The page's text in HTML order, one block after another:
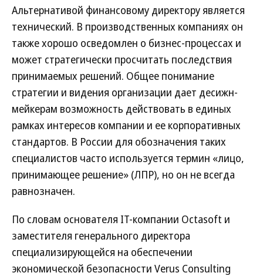
Альтернативой финансовому директору является
технический. В производственных компаниях он
также хорошо осведомлен о бизнес-процессах и
может стратегически просчитать последствия
принимаемых решений. Общее понимание
стратегии и видения организации дает десижн-
мейкерам возможность действовать в единых
рамках интересов компании и ее корпоративных
стандартов. В России для обозначения таких
специалистов часто используется термин «лицо,
принимающее решение» (ЛПР), но он не всегда
равнозначен.
По словам основателя IT-компании Octasoft и
заместителя генерального директора
специализирующейся на обеспечении
экономической безопасности Verus Consulting